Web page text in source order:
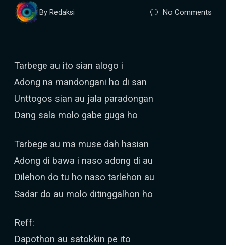
By Redaksi No Comments
Tarbege au ito sian alogo i
Adong na mandongani ho di san
Unttogos sian au jala paradongan
Dang sala molo gabe guga ho
Tarbege au ma muse dah hasian
Adong di bawa i naso adong di au
Dilehon do tu ho naso tarlehon au
Sadar do au molo ditinggalhon ho
Reff:
Dapothon au satokkin pe ito